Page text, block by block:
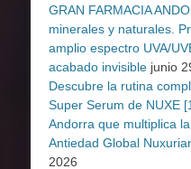
GRAN FARMACIA
minerales y naturales.
amplio espectro UVA/
acabado invisible junio
Descubre la rutina
Super Serum de NUXE
Andorra que multiplica
Antiedad Global
2026